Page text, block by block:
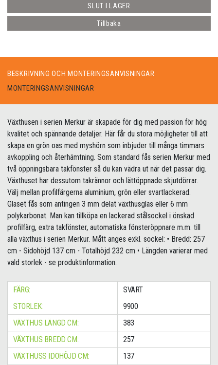
SLUT I LAGER
Tillbaka
BESKRIVNING OCH MONTERINGSANVISNINGAR
MONTERINGSANVISNINGAR
Växthusen i serien Merkur är skapade för dig med passion för hög
kvalitet och spännande detaljer. Här får du stora möjligheter till att
skapa en grön oas med myshörn som inbjuder till många timmars
avkoppling och återhämtning. Som standard fås serien Merkur med
två öppningsbara takfönster så du kan vädra ut när det passar dig.
Växthuset har dessutom takrännor och lättöppnade skjutdörrar.
Välj mellan profilfärgerna aluminium, grön eller svartlackerad.
Glaset fås som antingen 3 mm delat växthusglas eller 6 mm
polykarbonat. Man kan tillköpa en lackerad stålsockel i önskad
profilfärg, extra takfönster, automatiska fönsteröppnare m.m. till
alla växthus i serien Merkur. Mått anges exkl. sockel: • Bredd: 257
cm - Sidohöjd 137 cm - Totalhöjd 232 cm • Längden varierar med
vald storlek - se produktinformation.
FÄRG:
SVART
STORLEK:
9900
VÄXTHUS LÄNGD CM:
383
VÄXTHUS BREDD CM:
257
VÄXTHUSS IDOHÖJD CM:
137